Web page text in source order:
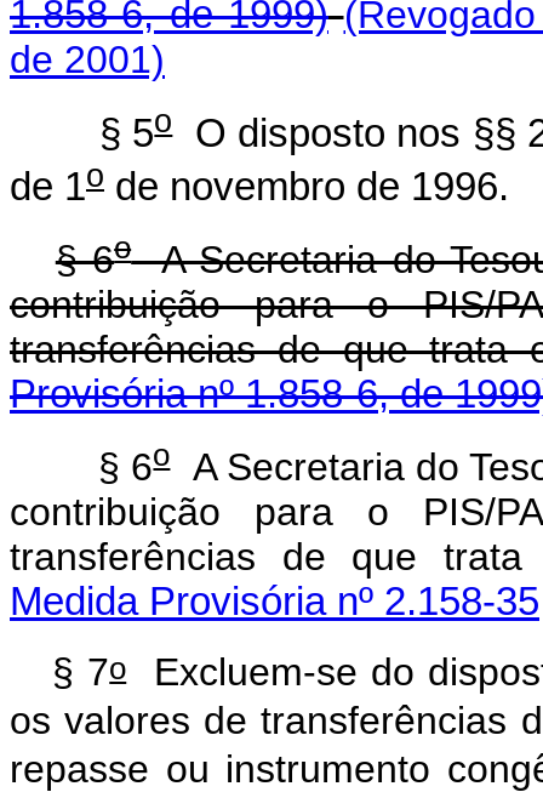
1.858-6, de 1999)
de 2001)
§ 5oO disposto nos §§
de 1o de novembro de 1996.
§ 6oA Secretaria do
contribuição para o PIS/
transferências de que trata
Provisória nº 1.858-6, de
§ 6oA Secretaria do
contribuição para o PIS/
transferências de que
Medida Provisória nº 2.158-
§ 7oExcluem-se do
os valores de transferências
repasse ou instrumento